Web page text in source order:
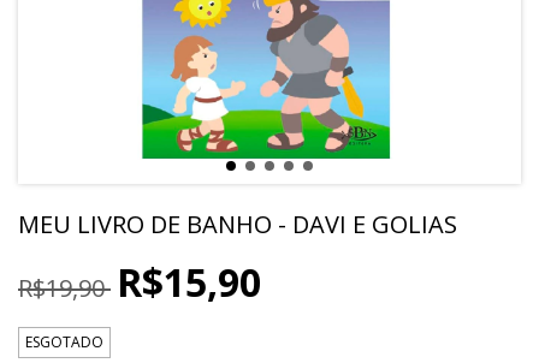
MEU LIVRO DE BANHO - DAVI E GOLIAS
R$19,90 R$15,90
ESGOTADO